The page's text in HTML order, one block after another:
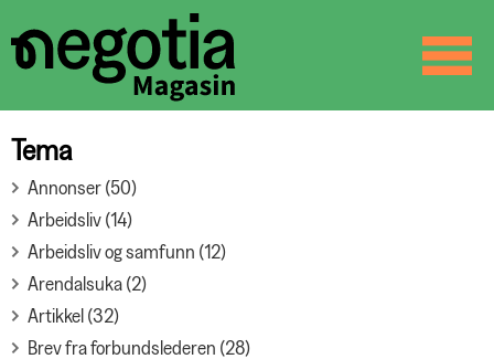
☰
Tema
Annonser (50)
Arbeidsliv (14)
Arbeidsliv og samfunn (12)
Arendalsuka (2)
Artikkel (32)
Brev fra forbundslederen (28)